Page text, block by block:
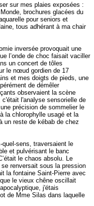
sur mes plaies exposées :
brochures glacées du
pour seniors et
tous adhérant à ma chair
inversée provoquait une
l’onde de choc faisait vaciller
un concert de tôles
le nœud gordien de 17
et mes doigts de pieds, une
de démêler
observaient la scène
l'analyse sensorielle de
précision de sommelier le
la chlorophylle usagé et la
un reste de kébab de chez
quel-sens, traversaient le
et pulvérisant le banc
le chaos absolu. Le
renversait sous la pression
la fontaine Saint-Pierre avec
le vieux chêne oscillait
j'étais
de Mme Silas dans laquelle